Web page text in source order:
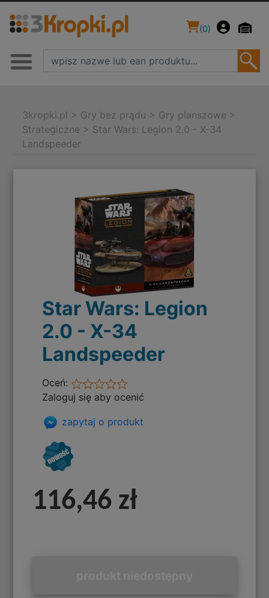
(0)
3kropki.pl > Gry bez prądu > Gry planszowe >
Strategiczne > Star Wars: Legion 2.0 - X-34
Landspeeder
Star Wars: Legion
2.0 - X-34
Landspeeder
Oceń:
Zaloguj się aby ocenić
zapytaj o produkt
116,46 zł